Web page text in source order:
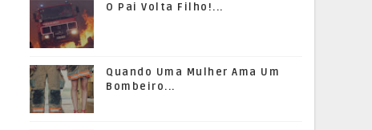
O Pai Volta Filho!...
Quando Uma Mulher Ama Um
Bombeiro...